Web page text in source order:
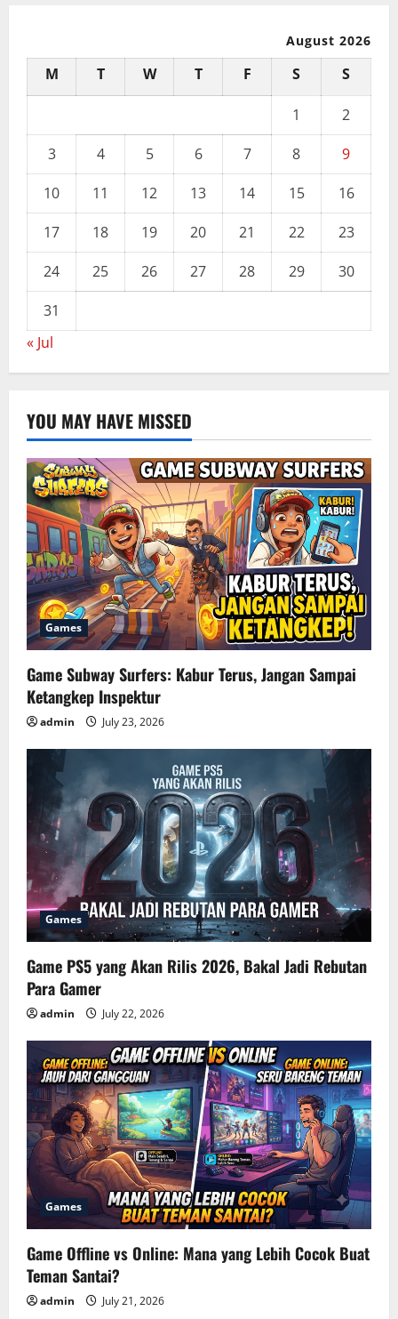
August 2026
M T W T F S S
1
2
3
4 5 6 7 8
9
10
11 12 13 14 15
16
17
18 19 20 21 22
23
24
25 26 27 28 29
30
31
« Jul
YOU MAY HAVE MISSED
Games
Game Subway Surfers: Kabur Terus, Jangan Sampai
Ketangkep Inspektur
admin July 23, 2026
Games
Game PS5 yang Akan Rilis 2026, Bakal Jadi Rebutan
Para Gamer
admin July 22, 2026
Games
Game Offline vs Online: Mana yang Lebih Cocok Buat
Teman Santai?
admin July 21, 2026